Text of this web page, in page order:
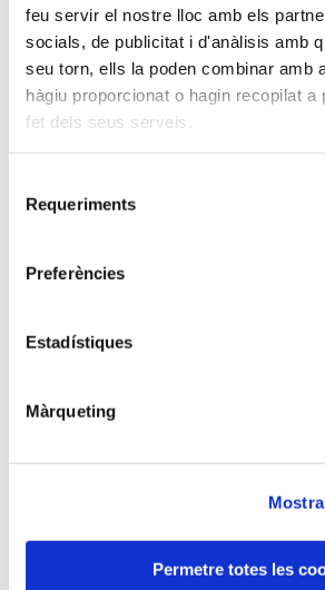
feu servir el nostre lloc amb els
socials, de publicitat i d'anàlisis amb
seu torn, ells la poden combinar amb
hàgiu proporcionat o hagin recopilat a
fet dels seus serveis.
Requeriments
Preferències
Estadístiques
Màrqueting
Permetre totes les